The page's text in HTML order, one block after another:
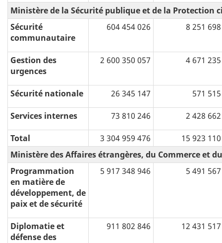
Ministère de la Sécurité publique et de la Protection
Sécurité
communautaire
604 454 026 8 251 698
Gestion des
urgences
2 600 350 057 4 671 235
Sécurité nationale 26 345 147 571 515
Services internes 73 810 246 2 428 662
Total 3 304 959 476
15 923 110
Ministère des Affaires étrangères, du Commerce et
Programmation
en matière de
développement, de
paix et de sécurité
5 917 348 946 5 491 567
Diplomatie et
défense des
911 802 846 12 431 517